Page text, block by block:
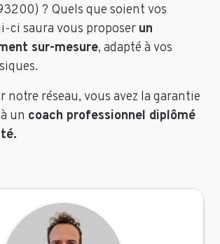
? Quels que soient vos
ci saura vous proposer un
sur-mesure, adapté à vos
notre réseau, vous avez la garantie
un coach professionnel diplômé